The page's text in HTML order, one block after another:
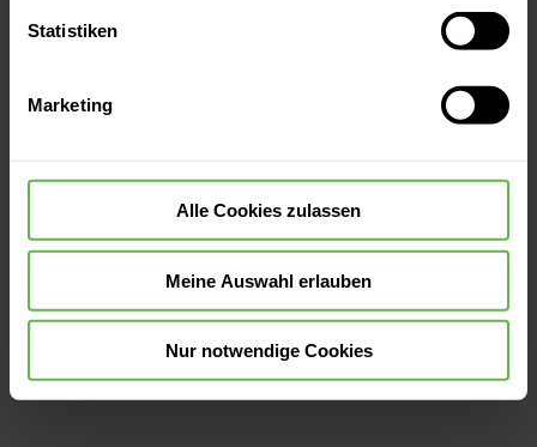
oder durch Auswahl von „Alle Cookies akzeptieren“ in die
widerrufen.
Statistiken
Marketing
Alle Cookies zulassen
Meine Auswahl erlauben
Nur notwendige Cookies
Mehr erfahren
Tagesklinik
Mehr erfahren